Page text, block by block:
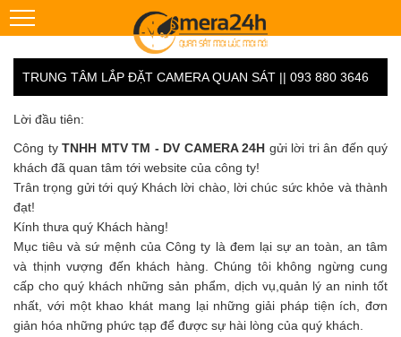
TRUNG TÂM LẮP ĐẶT CAMERA QUAN SÁT || 093 880 3646
Lời đầu tiên:
Công ty TNHH MTV TM - DV CAMERA 24H gửi lời tri ân đến quý
khách đã quan tâm tới website của công ty!
Trân trọng gửi tới quý Khách lời chào, lời chúc sức khỏe và thành
đạt!
Kính thưa quý Khách hàng!
Mục tiêu và sứ mệnh của Công ty là đem lại sự an toàn, an tâm
và thịnh vượng đến khách hàng. Chúng tôi không ngừng cung
cấp cho quý khách những sản phẩm, dịch vụ,quản lý an ninh tốt
nhất, với một khao khát mang lại những giải pháp tiện ích, đơn
giản hóa những phức tạp để được sự hài lòng của quý khách.